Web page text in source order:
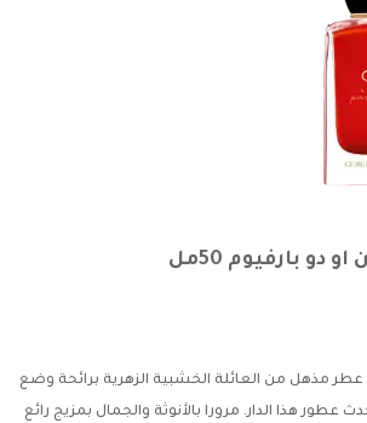
عطر مذهل من العائلة الخشبية الزهرية برائحة وضع
عطور هذا الدار. مرورا بالأنوثة والجمال بمزيج رائع